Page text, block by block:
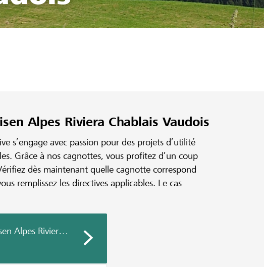
Alpes Riviera Chablais Vaudois
s’engage avec passion pour des projets d’utilité
Grâce à nos cagnottes, vous profitez d’un coup
dès maintenant quelle cagnotte correspond
remplissez les directives applicables. Le cas
Alpes Riviera Chablais Vaudois